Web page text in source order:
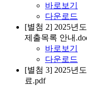
바로보기
다운로드
[별첨 2] 2025년
제출목록 안내
바로보기
다운로드
[별첨 3] 2025년
료.pdf